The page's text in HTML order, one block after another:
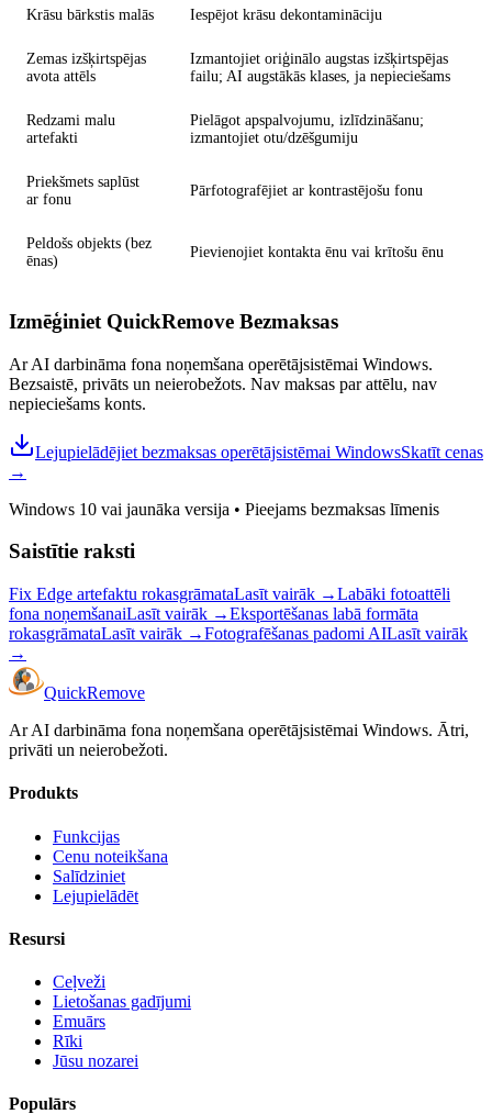
Krāsu bārkstis malās Iespējot krāsu dekontamināciju
Zemas izšķirtspējas
avota attēls
Izmantojiet oriģinālo augstas izšķirtspējas
failu; AI augstākās klases, ja nepieciešams
Redzami malu
artefakti
Pielāgot apspalvojumu, izlīdzināšanu;
izmantojiet otu/dzēšgumiju
Priekšmets saplūst
ar fonu
Pārfotografējiet ar kontrastējošu fonu
Peldošs objekts (bez
ēnas)
Pievienojiet kontakta ēnu vai krītošu ēnu
Izmēģiniet QuickRemove Bezmaksas
Ar AI darbināma fona noņemšana operētājsistēmai Windows.
Bezsaistē, privāts un neierobežots. Nav maksas par attēlu, nav
nepieciešams konts.
Lejupielādējiet bezmaksas operētājsistēmai WindowsSkatīt cenas
→
Windows 10 vai jaunāka versija • Pieejams bezmaksas līmenis
Saistītie raksti
Fix Edge artefaktu rokasgrāmataLasīt vairāk →Labāki fotoattēli
fona noņemšanaiLasīt vairāk →Eksportēšanas labā formāta
rokasgrāmataLasīt vairāk →Fotografēšanas padomi AILasīt vairāk
→
QuickRemove
Ar AI darbināma fona noņemšana operētājsistēmai Windows. Ātri,
privāti un neierobežoti.
Produkts
Funkcijas
Cenu noteikšana
Salīdziniet
Lejupielādēt
Resursi
Ceļveži
Lietošanas gadījumi
Emuārs
Rīki
Jūsu nozarei
Populārs